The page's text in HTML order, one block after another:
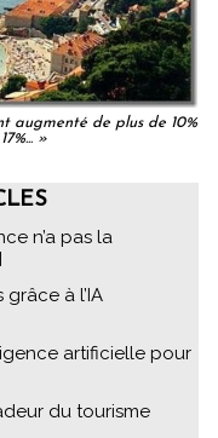
augmenté de plus de 10%
»
n’a pas la
à l’IA
artificielle pour
du tourisme